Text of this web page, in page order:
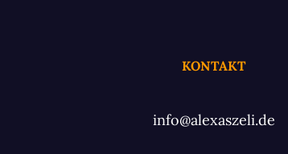
KONTAKT
info@alexaszeli.de